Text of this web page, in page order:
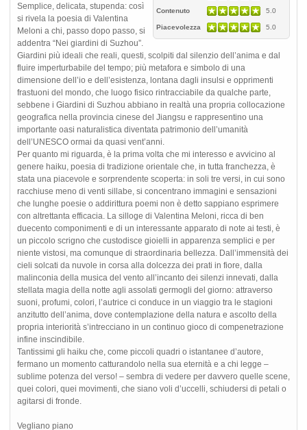
Contenuto 5.0
Piacevolezza 5.0
Semplice, delicata, stupenda: così
si rivela la poesia di Valentina
Meloni a chi, passo dopo passo, si
addentra “Nei giardini di Suzhou”.
Giardini più ideali che reali, questi, scolpiti dal silenzio dell’anima e dal
fluire imperturbabile del tempo; più metafora e simbolo di una
dimensione dell’io e dell’esistenza, lontana dagli insulsi e opprimenti
frastuoni del mondo, che luogo fisico rintracciabile da qualche parte,
sebbene i Giardini di Suzhou abbiano in realtà una propria collocazione
geografica nella provincia cinese del Jiangsu e rappresentino una
importante oasi naturalistica diventata patrimonio dell’umanità
dell’UNESCO ormai da quasi vent’anni.
Per quanto mi riguarda, è la prima volta che mi interesso e avvicino al
genere haiku, poesia di tradizione orientale che, in tutta franchezza, è
stata una piacevole e sorprendente scoperta: in soli tre versi, in cui sono
racchiuse meno di venti sillabe, si concentrano immagini e sensazioni
che lunghe poesie o addirittura poemi non è detto sappiano esprimere
con altrettanta efficacia. La silloge di Valentina Meloni, ricca di ben
duecento componimenti e di un interessante apparato di note ai testi, è
un piccolo scrigno che custodisce gioielli in apparenza semplici e per
niente vistosi, ma comunque di straordinaria bellezza. Dall’immensità dei
cieli solcati da nuvole in corsa alla dolcezza dei prati in fiore, dalla
malinconia della musica del vento all’incanto dei silenzi innevati, dalla
stellata magia della notte agli assolati germogli del giorno: attraverso
suoni, profumi, colori, l’autrice ci conduce in un viaggio tra le stagioni
anzitutto dell’anima, dove contemplazione della natura e ascolto della
propria interiorità s’intrecciano in un continuo gioco di compenetrazione
infine inscindibile.
Tantissimi gli haiku che, come piccoli quadri o istantanee d’autore,
fermano un momento catturandolo nella sua eternità e a chi legge –
sublime potenza del verso! – sembra di vedere per davvero quelle scene,
quei colori, quei movimenti, che siano voli d’uccelli, schiudersi di petali o
agitarsi di fronde.
Vegliano piano